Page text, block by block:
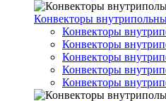
Конвекторы
Конвекторы
Конвекторы
Конвекторы
Конвекторы
Конвекторы